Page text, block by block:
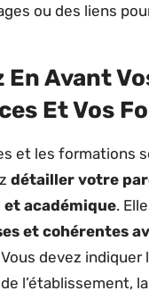
ou des liens
Avant
Et Vos
et les formations
détailler votre
académique.
et cohérentes
devez indiquer
l’établissement,